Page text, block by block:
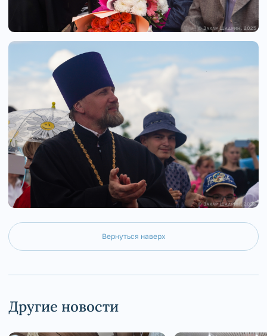
Вернуться наверх
Другие новости